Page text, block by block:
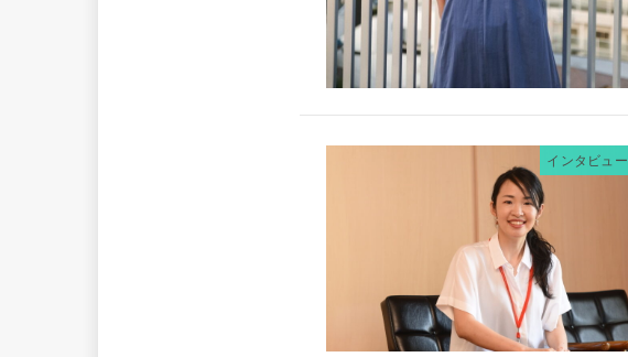
インタビュー